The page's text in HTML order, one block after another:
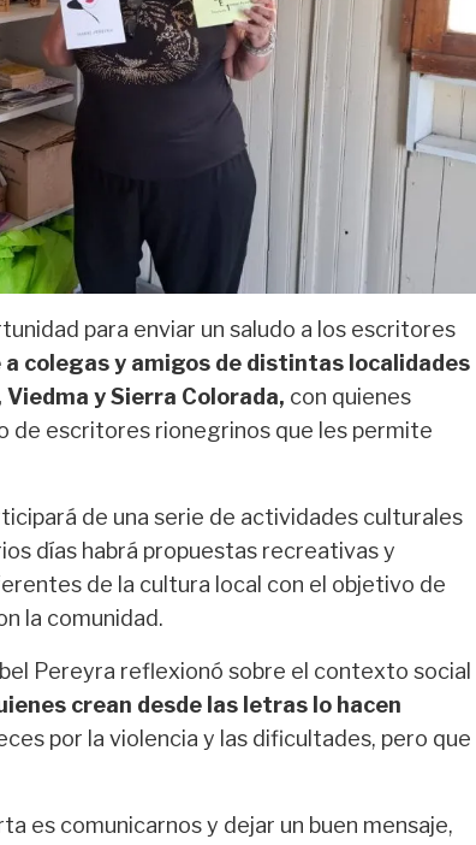
para enviar un saludo a los escritores
colegas y amigos de distintas localidades
y Sierra Colorada, con quienes
de escritores rionegrinos que les permite
de una serie de actividades culturales
días habrá propuestas recreativas y
de la cultura local con el objetivo de
la comunidad.
Pereyra reflexionó sobre el contexto social
crean desde las letras lo hacen
por la violencia y las dificultades, pero que
es comunicarnos y dejar un buen mensaje,